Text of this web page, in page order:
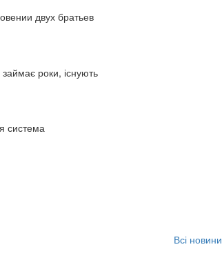
двух братьев
роки, існують
система
Всі новини